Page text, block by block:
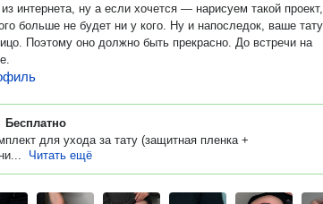
из интернета, ну а если хочется — нарисуем такой проект,
не будет ни у кого. Ну и напоследок, ваше тату —
Поэтому оно должно быть прекрасно. До встречи на
Бесплатно
для ухода за тату (защитная пленка +
Читать ещё